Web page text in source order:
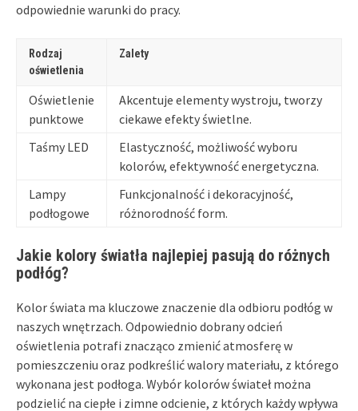
odpowiednie warunki do pracy.
Rodzaj
oświetlenia
Zalety
Oświetlenie
punktowe
Akcentuje elementy wystroju, tworzy
ciekawe efekty świetlne.
Taśmy LED
Elastyczność, możliwość wyboru
kolorów, efektywność energetyczna.
Lampy
podłogowe
Funkcjonalność i dekoracyjność,
różnorodność form.
Jakie kolory światła najlepiej pasują do różnych
podłóg?
Kolor świata ma kluczowe znaczenie dla odbioru podłóg w
naszych wnętrzach. Odpowiednio dobrany odcień
oświetlenia potrafi znacząco zmienić atmosferę w
pomieszczeniu oraz podkreślić walory materiału, z którego
wykonana jest podłoga. Wybór kolorów świateł można
podzielić na ciepłe i zimne odcienie, z których każdy wpływa